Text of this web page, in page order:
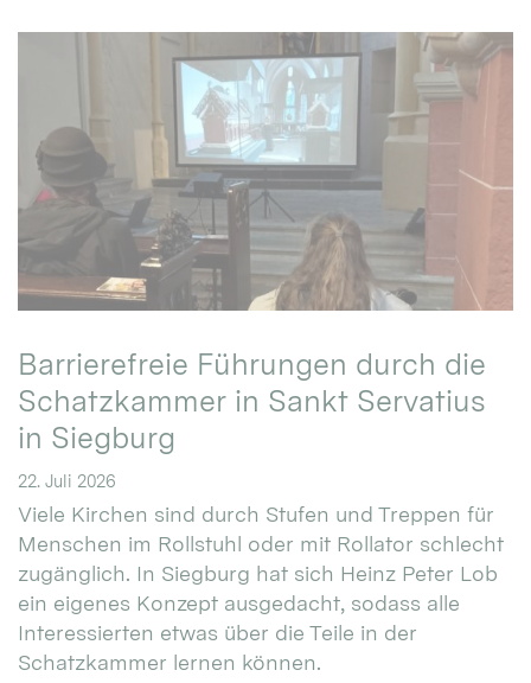
Barrierefreie Führungen durch die
Schatzkammer in Sankt Servatius
in Siegburg
22. Juli 2026
Viele Kirchen sind durch Stufen und Treppen für
Menschen im Rollstuhl oder mit Rollator schlecht
zugänglich. In Siegburg hat sich Heinz Peter Lob
ein eigenes Konzept ausgedacht, sodass alle
Interessierten etwas über die Teile in der
Schatzkammer lernen können.